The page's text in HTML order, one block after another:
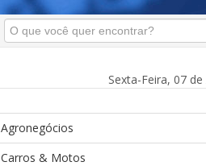
Sexta-Feira, 07
Agronegócios
Carros & Motos